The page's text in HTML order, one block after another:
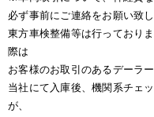
必ず事前にご連絡をお願い致し
東方車検整備等は行っており
際は
お客様のお取引のあるデーラ
当社にて入庫後、機関系チェ
が、